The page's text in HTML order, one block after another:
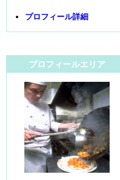
プロフィール詳細
プロフィールエリア